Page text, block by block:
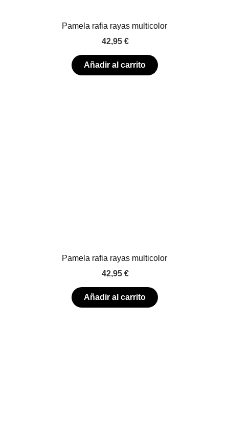
Pamela rafia rayas multicolor
42,95 €
Añadir al carrito
Pamela rafia rayas multicolor
42,95 €
Añadir al carrito